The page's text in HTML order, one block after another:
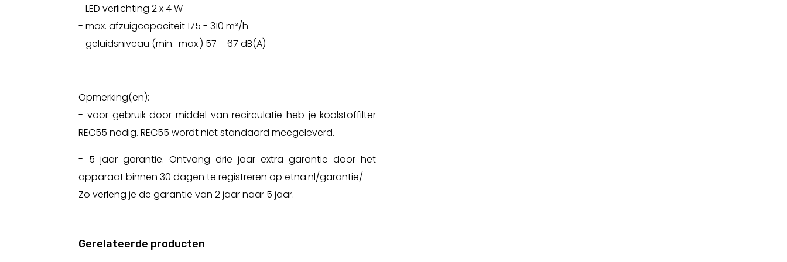
- LED verlichting 2 x 4 W
- max. afzuigcapaciteit 175 - 310 m³/h
- geluidsniveau (min.-max.) 57 – 67 dB(A)
Opmerking(en):
- voor gebruik door middel van recirculatie heb je koolstoffilter
REC55 nodig. REC55 wordt niet standaard meegeleverd.
- 5 jaar garantie. Ontvang drie jaar extra garantie door het
apparaat binnen 30 dagen te registreren op etna.nl/garantie/
Zo verleng je de garantie van 2 jaar naar 5 jaar.
Gerelateerde producten